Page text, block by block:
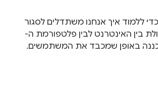
ללמוד איך אנחנו משתדלים לסגור
בין האינטרנט לבין פלטפורמת ה-